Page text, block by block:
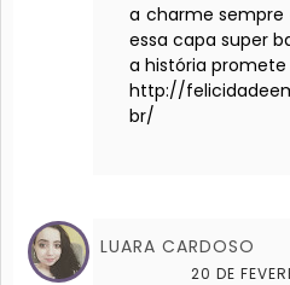
a charme sempre
essa capa super
a história promete
http://
br/
LUARA CARDOSO
20 DE